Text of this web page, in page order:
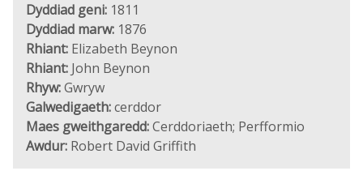
Dyddiad geni: 1811
Dyddiad marw: 1876
Rhiant: Elizabeth Beynon
Rhiant: John Beynon
Rhyw:Gwryw
Galwedigaeth:cerddor
Maes gweithgaredd:Cerddoriaeth; Perfformio
Awdur: Robert David Griffith